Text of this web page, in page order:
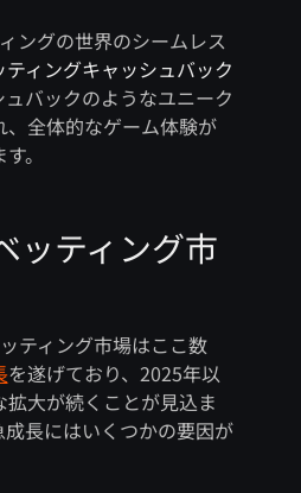
ングの世界のシームレス
ティングキャッシュバック
バックのようなユニーク
全体的なゲーム体験が
。
ッティング市
ティング市場はここ数
を遂げており、2025年以
大が続くことが見込ま
長にはいくつかの要因が